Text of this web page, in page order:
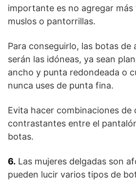
importante es no agregar más
muslos o pantorrillas.
Para conseguirlo, las botas de
serán las idóneas, ya sean
ancho y punta redondeada o
nunca uses de punta fina.
Evita hacer combinaciones de
contrastantes entre el
botas.
6. Las mujeres delgadas son
pueden lucir varios tipos de